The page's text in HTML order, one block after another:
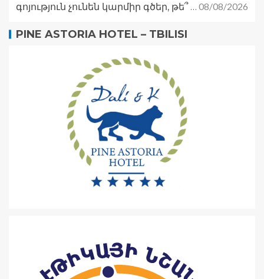
գոյություն չունեն կարմիր գծեր, թե՞ … 08/08/2026
PINE ASTORIA HOTEL – TBILISI